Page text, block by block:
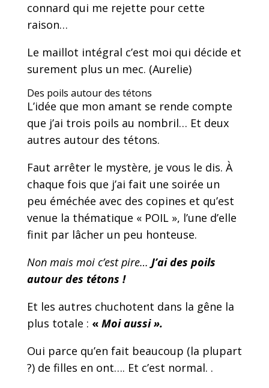
connard qui me rejette pour cette
raison…
Le maillot intégral c’est moi qui décide et
surement plus un mec. (Aurelie)
Des poils autour des tétons
L’idée que mon amant se rende compte
que j’ai trois poils au nombril… Et deux
autres autour des tétons.
Faut arrêter le mystère, je vous le dis. À
chaque fois que j’ai fait une soirée un
peu éméchée avec des copines et qu’est
venue la thématique « POIL », l’une d’elle
finit par lâcher un peu honteuse.
Non mais moi c’est pire… J’ai des poils
autour des tétons !
Et les autres chuchotent dans la gêne la
plus totale : « Moi aussi ».
Oui parce qu’en fait beaucoup (la plupart
?) de filles en ont…. Et c’est normal. .